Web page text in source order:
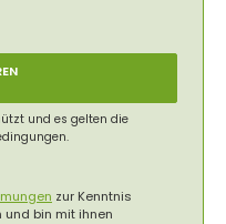
und es gelten die
.
zur Kenntnis
und bin mit ihnen